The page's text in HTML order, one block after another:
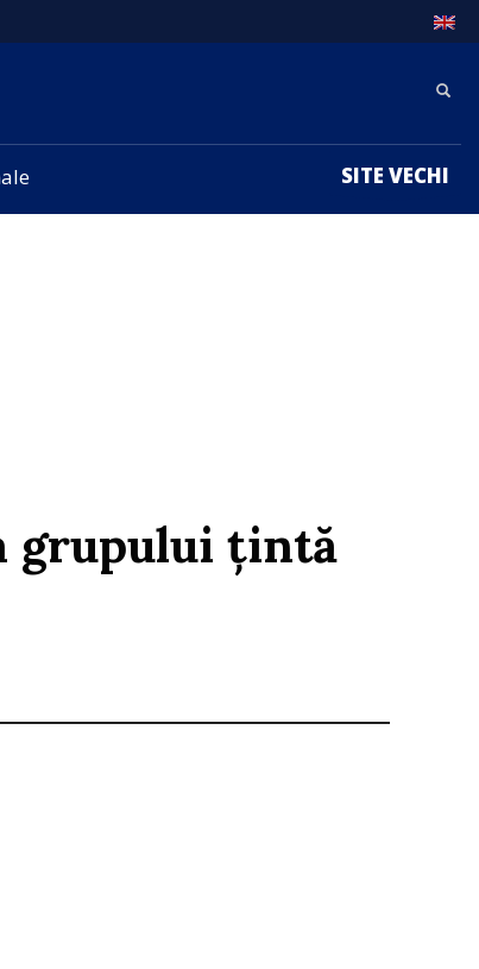
SITE VECHI
grupului țintă